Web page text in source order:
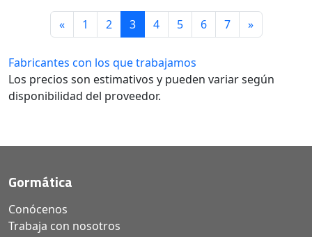
« 1 2 3 4 5 6 7 »
Fabricantes con los que trabajamos
Los precios son estimativos y pueden variar según
disponibilidad del proveedor.
Gormática
Conócenos
Trabaja con nosotros